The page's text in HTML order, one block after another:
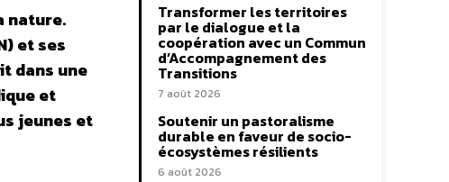
nature.
et ses
dans une
et
jeunes et
Transformer les territoires
par le dialogue et la
coopération avec un Commun
d’Accompagnement des
Transitions
7 août 2026
Soutenir un pastoralisme
durable en faveur de socio-
écosystèmes résilients
6 août 2026